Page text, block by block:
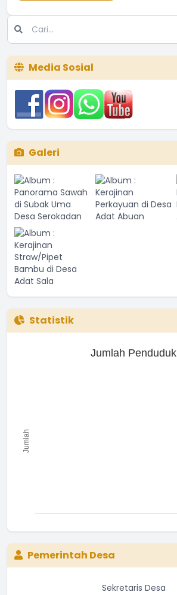
Media Sosial
Galeri
Statistik
Bar chart with 0 bars.
Jumlah
Jumlah Penduduk
Pemerintah Desa
Sekretaris Desa